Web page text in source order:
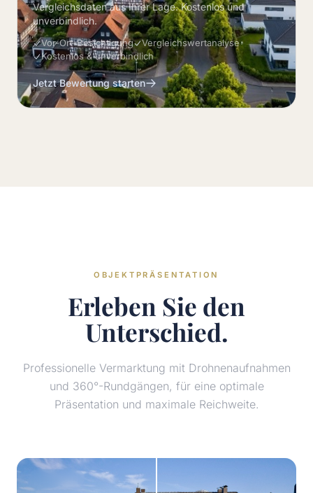
Vergleichsdaten aus Ihrer Lage. Kostenlos und
unverbindlich.
Vor-Ort-Besichtigung
Vergleichswertanalyse
Kostenlos & unverbindlich
Jetzt Bewertung starten
OBJEKTPRÄSENTATION
Erleben Sie den
Unterschied.
Professionelle Vermarktung mit Drohnenaufnahmen
und 360°-Rundgängen, für eine optimale
Präsentation und maximale Reichweite.